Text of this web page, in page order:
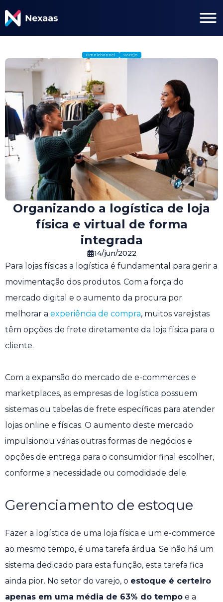
Omnichannel Varejo
Organizando a logística de loja
física e virtual de forma
integrada
14/jun/2022
Para lojas físicas a logística é fundamental para gerir a
movimentação dos produtos. Com a força do
mercado digital e o aumento da procura por
melhorar a experiência de compra, muitos varejistas
têm opções de frete diretamente da loja física para o
cliente.
Com a expansão do mercado de e-commerces e
marketplaces, as empresas de logística possuem
sistemas ou tabelas de frete específicas para atender
lojas online e físicas. O aumento deste mercado
impulsionou várias outras formas de negócios e
opções de entrega para o consumidor final escolher,
conforme a necessidade ou comodidade dele.
Gerenciamento de estoque
Fazer a logística de uma loja física e um e-commerce
ao mesmo tempo, é uma tarefa árdua. Se não há um
sistema dedicado para esta função, esta tarefa fica
ainda pior. No setor do varejo, o estoque é certeiro
apenas em uma média de 63% do tempo e a